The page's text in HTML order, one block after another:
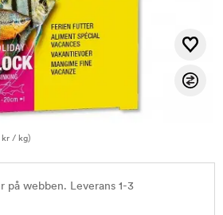
kr / kg)
på webben. Leverans 1-3